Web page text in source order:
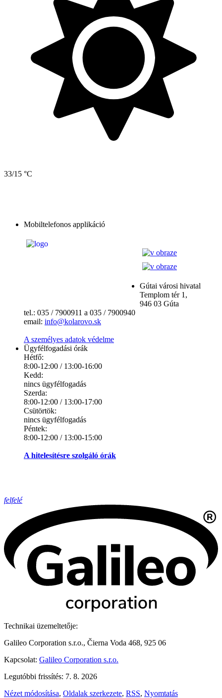
33/15 °C
Mobiltelefonos applikáció
Gútai városi hivatal
Templom tér 1,
946 03 Gúta
tel.: 035 / 7900911 a 035 / 7900940
email: info@kolarovo.sk
A személyes adatok védelme
Ügyfélfogadási órák
Hétfő:
8:00-12:00 / 13:00-16:00
Kedd:
nincs ügyfélfogadás
Szerda:
8:00-12:00 / 13:00-17:00
Csütörtök:
nincs ügyfélfogadás
Péntek:
8:00-12:00 / 13:00-15:00
A hitelesítésre szolgáló órák
felfelé
Technikai üzemeltetője:
Galileo Corporation s.r.o., Čierna Voda 468, 925 06
Kapcsolat: Galileo Corporation s.r.o.
Legutóbbi frissítés: 7. 8. 2026
Nézet módosítása, Oldalak szerkezete, RSS, Nyomtatás